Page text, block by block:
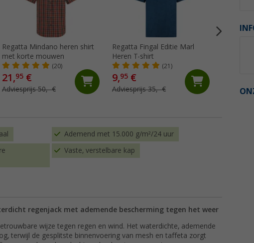
Regatta Mindano heren shirt
met korte mouwen
(20)
21,95 €
Adviesprijs 50,- €
Regatta Fingal Editie Marl
Heren T-shirt
(21)
9,95 €
Adviesprijs 35,- €
Ademend met 15.000 g/m²/24 uur
Vaste, verstelbare kap
regenjack met ademende bescherming tegen het weer
wijze tegen regen en wind. Het waterdichte, ademende
terwijl de gesplitste binnenvoering van mesh en taffeta zorgt